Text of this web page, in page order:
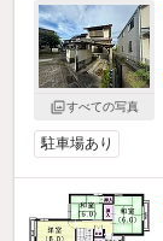
すべての写真
駐車場あり